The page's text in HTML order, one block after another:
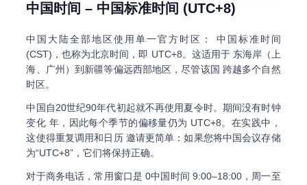
中国时间 – 中国标准时间 (UTC+8)
中国大陆全部地区使用单一官方时区： 中国标准时间
(CST)，也称为北京时间 ，即 UTC+8。这适用于 东海岸（上
海、广州）到新疆等偏远西部地区，尽管该国 跨越多个自然
时区。
中国自20世纪90年代初起就不再使用夏令时。期间没有时钟
变化 年，因此每个季节的偏移量仍为 UTC+8。在实践中，
这使得重复调用和日历 邀请更简单：如果您将中国会议存储
为“UTC+8”，它们将保持正确。
对于商务电话，常用窗口是0中国时间 9:00–18:00 ，周一至